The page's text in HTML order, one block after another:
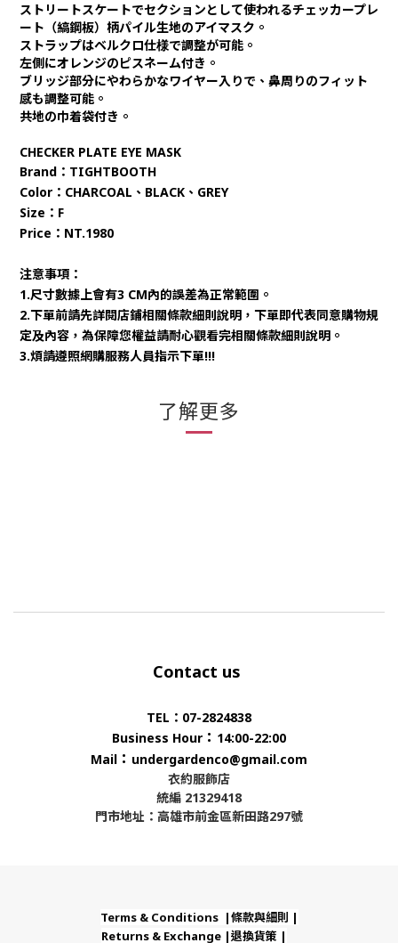
ストリートスケートでセクションとして使われるチェッカープレ
ート（縞鋼板）柄パイル生地のアイマスク。
ストラップはベルクロ仕様で調整が可能。
左側にオレンジのピスネーム付き。
ブリッジ部分にやわらかなワイヤー入りで、鼻周りのフィット
感も調整可能。
共地の巾着袋付き。
CHECKER PLATE EYE MASK
Brand：TIGHTBOOTH
Color：CHARCOAL、BLACK 、GREY
Size：F
Price：NT.1980
注意事項：
1.尺寸數據上會有3 CM內的誤差為正常範圍。
2.下單前請先詳閱店鋪相關條款細則說明，下單即代表同意購物規
定及內容，為保障您權益請耐心觀看完相關條款細則說明。
3.煩請遵照網購服務人員指示下單!!!
了解更多
Contact us
TEL：07-2824838
Business Hour ： 14:00-22:00
Mail ： undergardenco@gmail.com
衣約服飾店
統編 21329418
門市地址：高雄市前金區新田路297號
Terms & Conditions |條款與細則 |
Returns & Exchange |退換貨策 |